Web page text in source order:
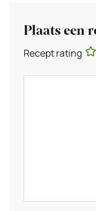
Plaats een
Recept rating